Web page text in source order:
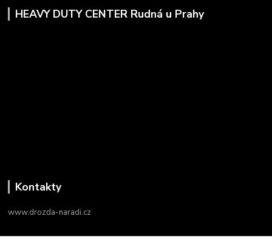
HEAVY DUTY CENTER Rudná u Prahy
Kontakty
www.drozda-naradi.cz